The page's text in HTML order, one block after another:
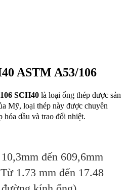
ASTM A53/106
SCH40 là loại ống thép được sản
Mỹ, loại thép này được chuyên
hóa dầu và trao đổi nhiệt.
10,3mm đến 609,6mm
Từ 1.73 mm đến 17.48